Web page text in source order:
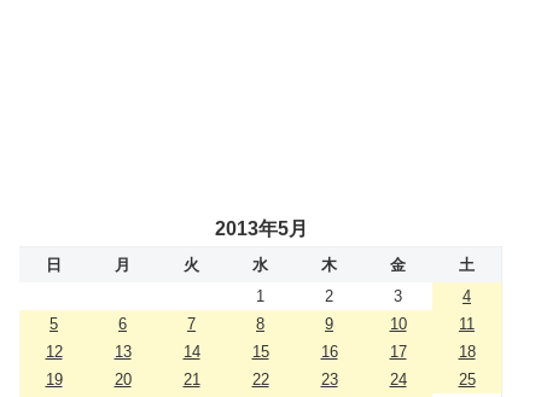
2013年5月
日 月 火 水 木 金
土
1
2 3
4
5
6 7 8 9 10
11
12
13 14 15 16 17
18
19
20 21 22 23 24
25